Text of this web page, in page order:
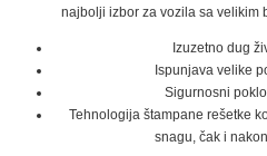
najbolji izbor za vozila sa velikim
Izuzetno dug
Ispunjava velike
Sigurnosni
Tehnologija štampane rešetke
snagu, čak i